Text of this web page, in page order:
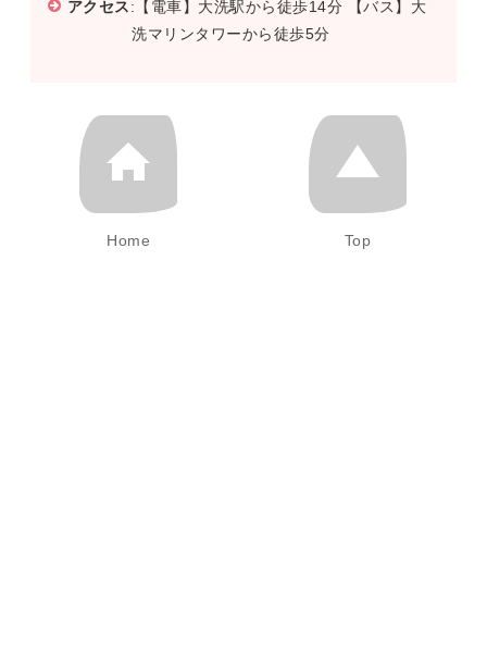
アクセス:【電車】大洗駅から徒歩14分 【バス】大
洗マリンタワーから徒歩5分
Home Top